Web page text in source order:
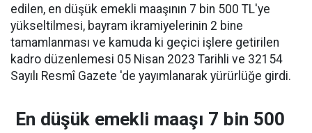
edilen, en düşük emekli maaşının 7 bin 500 TL'ye
yükseltilmesi, bayram ikramiyelerinin 2 bine
tamamlanması ve kamuda ki geçici işlere getirilen
kadro düzenlemesi 05 Nisan 2023 Tarihli ve 32154
Sayılı Resmî Gazete 'de yayımlanarak yürürlüğe girdi.
En düşük emekli maaşı 7 bin 500